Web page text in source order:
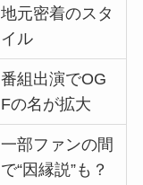
地元密着のスタ
イル
番組出演でOG
Fの名が拡大
一部ファンの間
で“因縁説”も？